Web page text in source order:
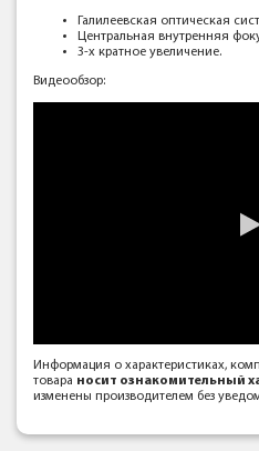
Галилеевская оптическая
Центральная внутренняя
3-х кратное увеличение.
Видеообзор:
Информация о характеристиках,
товара носит ознакомительный
изменены производителем без